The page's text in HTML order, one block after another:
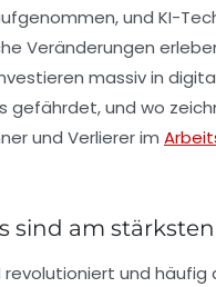
und KI-
Veränderungen
massiv in
und wo
und Verlierer im
sind am
und